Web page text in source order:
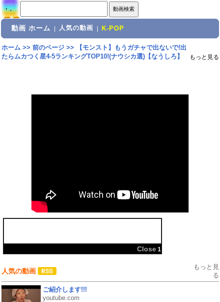
動画 ホーム 人気の動画 K-POP
ホーム>> 前のページ>>
【モンスト】もうガチャで出ないで!出
たらムカつく星4-5ランキングTOP10!(ナウシカ選)【なうしろ】
もっと見る
人気の動画
もっと見
る
ご紹介します!!!
youtube.com